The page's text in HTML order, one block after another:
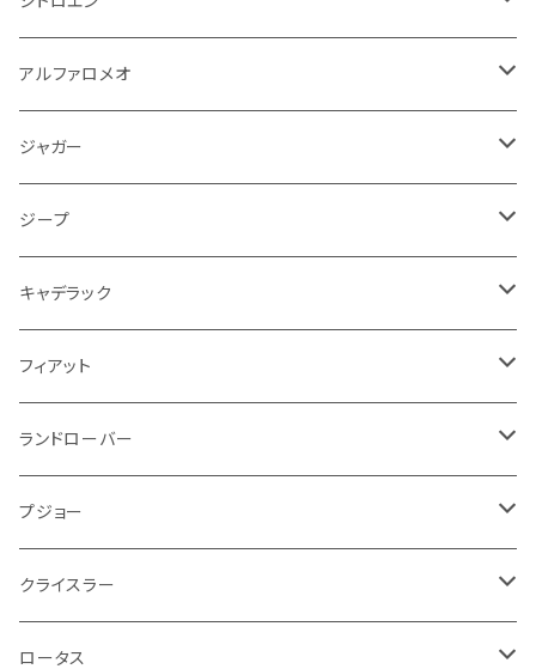
アルファロメオ
ミニ
シトロエン
フィアット
クライスラー
サーブ
ベントレー
ロータス
ポルシェ
クライスラー
アストンマーティン
プジョー
ルノー
サーブ
フォード
ミニ
ロータス
マセラティ
ジャガー
ジープ
ランドローバー
ロータス
メルセデス ベンツ
ミニ
プジョー
ポルシェ
ルノー
オイルフィルター
クーラント
その他
クーラント
ミッション
ドライブシャフト
サスペンション
マフラー
ライト系
ブレーキランプ
方向指示器
ドア系
エアコン系
ブレーキ系
ブレーキランプ
外装系
インテリア系
灰皿・ゴミ箱
ドリンクホルダー
携帯・スマホホルダー
クッション
ステッカー
フェンダー
ギアシフト系
バイク ブレーキクラッチレバー
バイク 収納
バイク ハンドル系
ハンドガード
スロットル
シートカバー
バイク その他
バイク フェンダー系
足回り
サスペンション
オイル系
サスペンション
リアバンパー
トランクマット
タイヤ回り
泥除け
ホイール
フロントバンパー回り
グリル
ライト系
アームレスト
冷却系
クーラント
フェンダー
ワイパー
トランクマット
ドア回り
タンク系
ケーブル系
バンパー回り
ライト系
イグニッションコイル
ブレーキ系
アンチロックブレーキ
冷却系
クーラント
タンク系
ケーブル系
エンジン系
その他
その他
運転席周り
アームレスト
ドア回り
ワイパー
排気系
ガスケット
ダッシュボード
タイヤ回り
泥除け
フロアマット
その他
ライト系
ドア回り
ワイパー
キーホルダー
アルファロメオ
フロアマット
ワイパー
ジャガー
フロアマット
ジープ
フロアマット
収納用品
キャデラック
フロアマット
フィアット
フロアマット
フロントワイパー
リアワイパー
ランドローバー
フロアマット
ダッシュボード
トランクマット
プジョー
フロアマット
その他
クライスラー
フロアマット
ロータス